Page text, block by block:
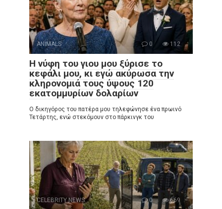
ANIMALS 0 112
Η νύφη του γιου μου ξύρισε το
κεφάλι μου, κι εγώ ακύρωσα την
κληρονομιά τους ύψους 120
εκατομμυρίων δολαρίων
Ο δικηγόρος του πατέρα μου τηλεφώνησε ένα πρωινό
Τετάρτης, ενώ στεκόμουν στο πάρκινγκ του
CELEBRITY NEWS 0 669